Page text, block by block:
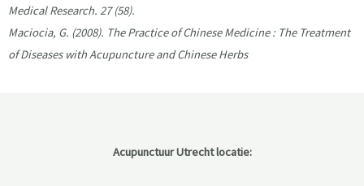
Medical Research. 27 (58).
Maciocia, G. (2008). The Practice of Chinese Medicine : The Treatment
of Diseases with Acupuncture and Chinese Herbs
Acupunctuur Utrecht locatie: